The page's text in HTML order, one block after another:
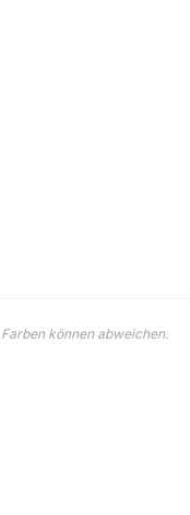
können abweichen.